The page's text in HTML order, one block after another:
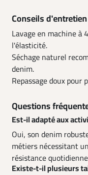
Conseils d'entretien
Lavage en machine à
l'élasticité.
Séchage naturel
denim.
Repassage doux pour
Questions
Est-il adapté aux
Oui, son denim
métiers nécessitant
résistance
Existe-t-il plusieurs